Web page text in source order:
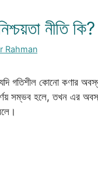
নীতি কি?
Rahman
গতিশীল কোনো কণার
সম্ভব হলে, তখন এর